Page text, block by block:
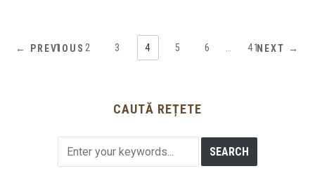
← PREVIOUS
1 2 3 4 5 6 41NEXT →
CAUTĂ REȚETE